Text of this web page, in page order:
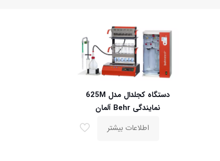
دستگاه کجلدال مدل 625M
نمایندگی Behr آلمان
اطلاعات بیشتر